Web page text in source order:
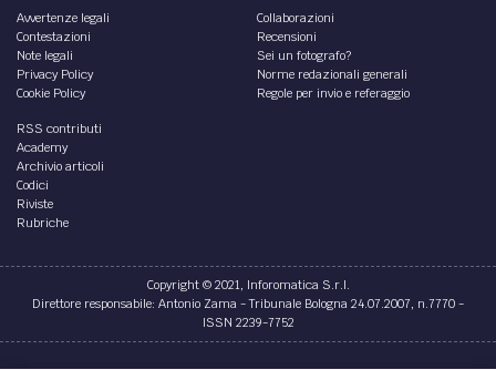
Avvertenze legali
Contestazioni
Note legali
Privacy Policy
Cookie Policy
Collaborazioni
Recensioni
Sei un fotografo?
Norme redazionali generali
Regole per invio e referaggio
RSS contributi
Academy
Archivio articoli
Codici
Riviste
Rubriche
Copyright © 2021, Inforomatica S.r.l.
Direttore responsabile: Antonio Zama - Tribunale Bologna 24.07.2007, n.7770 -
ISSN 2239-7752